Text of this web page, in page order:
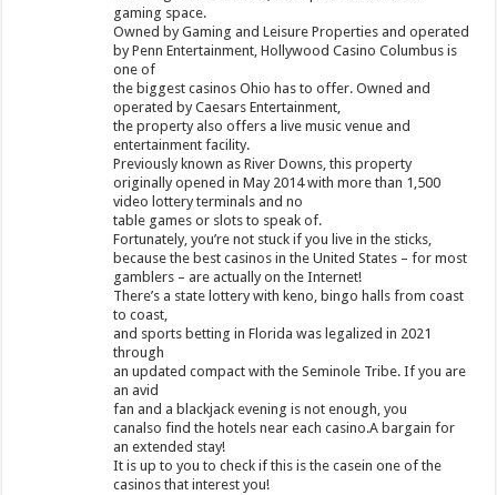
gaming space.
Owned by Gaming and Leisure Properties and operated
by Penn Entertainment, Hollywood Casino Columbus is
one of
the biggest casinos Ohio has to offer. Owned and
operated by Caesars Entertainment,
the property also offers a live music venue and
entertainment facility.
Previously known as River Downs, this property
originally opened in May 2014 with more than 1,500
video lottery terminals and no
table games or slots to speak of.
Fortunately, you’re not stuck if you live in the sticks,
because the best casinos in the United States – for most
gamblers – are actually on the Internet!
There’s a state lottery with keno, bingo halls from coast
to coast,
and sports betting in Florida was legalized in 2021
through
an updated compact with the Seminole Tribe. If you are
an avid
fan and a blackjack evening is not enough, you
canalso find the hotels near each casino.A bargain for
an extended stay!
It is up to you to check if this is the casein one of the
casinos that interest you!